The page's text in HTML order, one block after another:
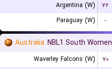
Argentina (W)
۷۲
Paraguay (W)
-
Australia NBL1 South Women
Waverley Falcons (W) ۷۰